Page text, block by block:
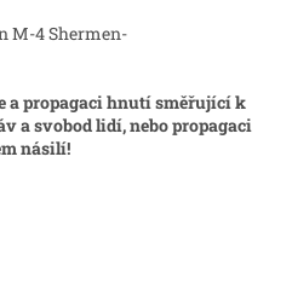
M-4 Shermen-
a propagaci hnutí směřující k
a svobod lidí, nebo propagaci
násilí!